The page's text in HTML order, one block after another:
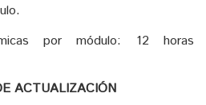
por módulo: 12 horas
ACTUALIZACIÓN